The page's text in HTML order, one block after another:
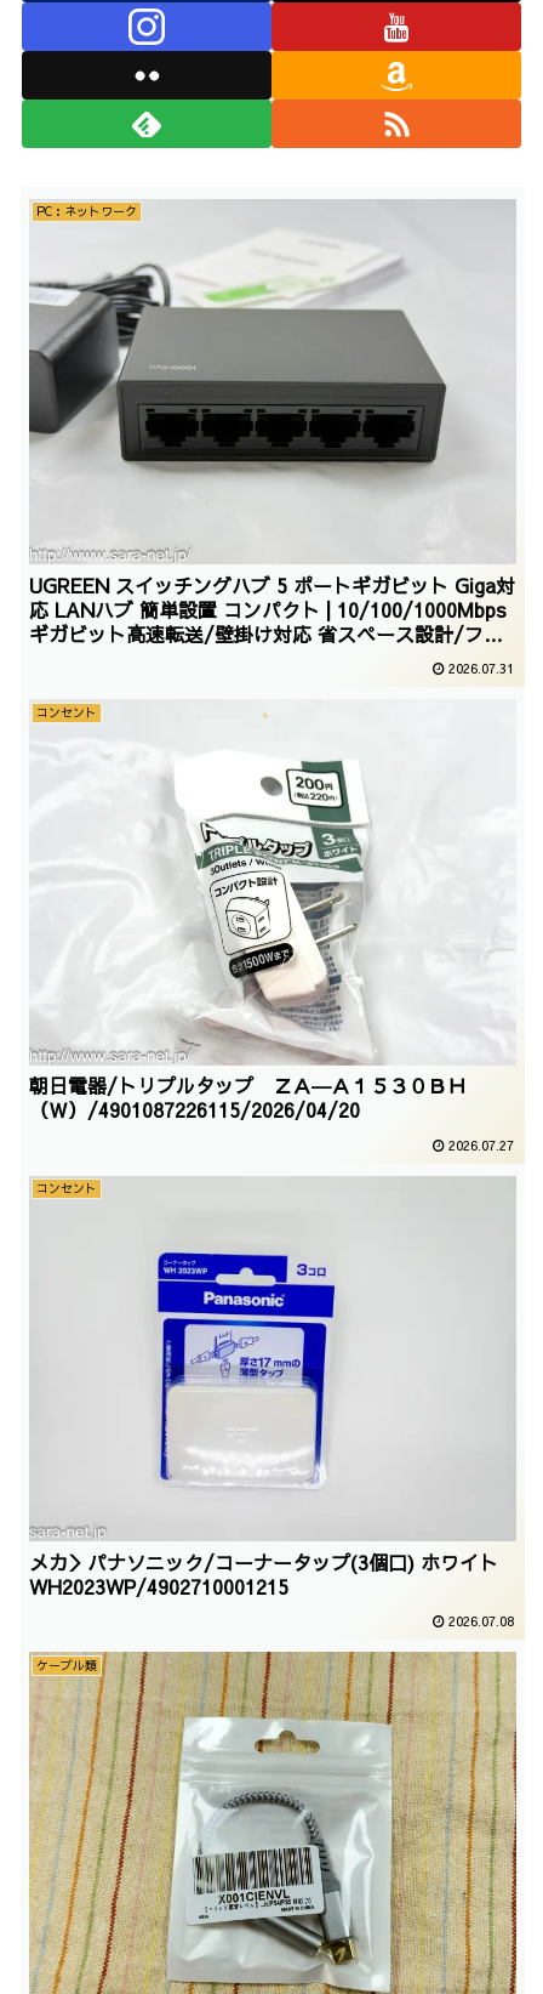
PC：ネットワーク
UGREEN スイッチングハブ 5 ポートギガビット Giga対
応 LANハブ 簡単設置 コンパクト | 10/100/1000Mbps
ギガビット高速転送/壁掛け対応 省スペース設計/ファ
ンレス静音運転/省電力エコ機能/プラスチック筐体2026.07.31
コンセント
朝日電器/トリプルタップ ＺＡ―Ａ１５３０ＢＨ
（Ｗ）/4901087226115/2026/04/20
2026.07.27
コンセント
メカ＞パナソニック/コーナータップ(3個口) ホワイト
WH2023WP/4902710001215
2026.07.08
ケーブル類